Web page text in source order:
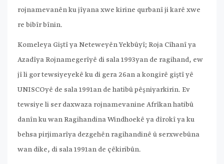
rojnamevanên ku jîyana xwe kirine qurbanî ji karê xwe
re bibîr bînin.
Komeleya Giştî ya Neteweyên Yekbûyî; Roja Cîhanî ya
Azadîya Rojnamegerîyê di sala 1993yan de ragihand, ew
jî li gor tewsiyeyekê ku di gera 26an a kongirê giştî yê
UNISCOyê de sala 1991an de hatibû pêşniyarkirin. Ev
tewsiye li ser daxwaza rojnamevanine Afrîkan hatibû
danîn ku wan Ragihandina Windhoekê ya dîrokî ya ku
behsa pirjimarîya dezgehên ragihandinê û serxwebûna
wan dike, di sala 1991an de çêkiribûn.